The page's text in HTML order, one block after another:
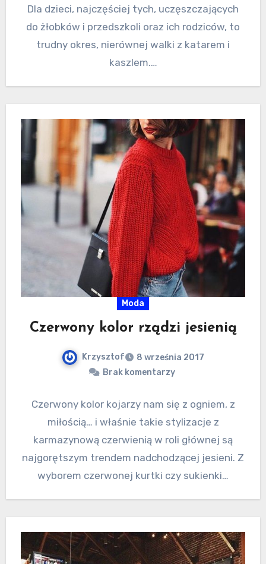
Dla dzieci, najczęściej tych, uczęszczających
do żłobków i przedszkoli oraz ich rodziców, to
trudny okres, nierównej walki z katarem i
kaszlem.…
Moda
Czerwony kolor rządzi jesienią
Krzysztof
8 września 2017
Brak komentarzy
Czerwony kolor kojarzy nam się z ogniem, z
miłością… i właśnie takie stylizacje z
karmazynową czerwienią w roli głównej są
najgorętszym trendem nadchodzącej jesieni. Z
wyborem czerwonej kurtki czy sukienki…